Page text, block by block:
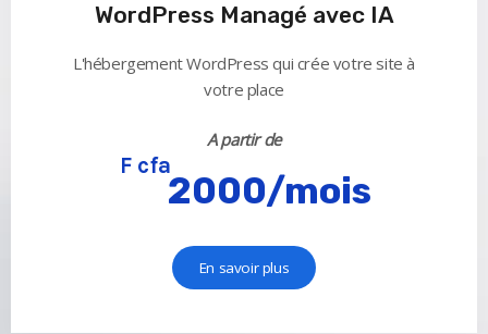
WordPress Managé avec IA
L'hébergement WordPress qui crée votre site à
votre place
A partir de
F cfa
2000/mois
En savoir plus